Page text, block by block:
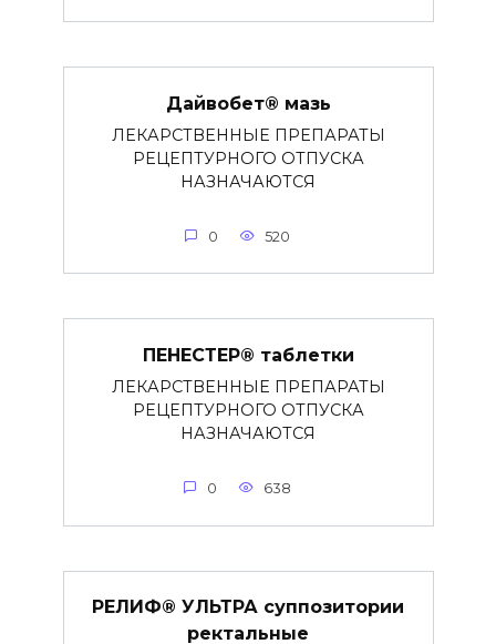
Дайвобет® мазь
ЛЕКАРСТВЕННЫЕ ПРЕПАРАТЫ
РЕЦЕПТУРНОГО ОТПУСКА
НАЗНАЧАЮТСЯ
0 520
ПЕНЕСТЕР® таблетки
ЛЕКАРСТВЕННЫЕ ПРЕПАРАТЫ
РЕЦЕПТУРНОГО ОТПУСКА
НАЗНАЧАЮТСЯ
0 638
РЕЛИФ® УЛЬТРА суппозитории
ректальные